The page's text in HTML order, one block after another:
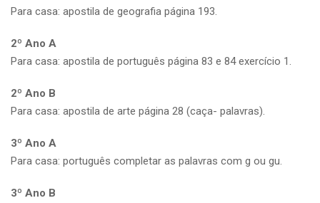
Para casa: apostila de geografia página 193.
2º Ano A
Para casa: apostila de português página 83 e 84 exercício 1.
2º Ano B
Para casa: apostila de arte página 28 (caça- palavras).
3º Ano A
Para casa: português completar as palavras com g ou gu.
3º Ano B